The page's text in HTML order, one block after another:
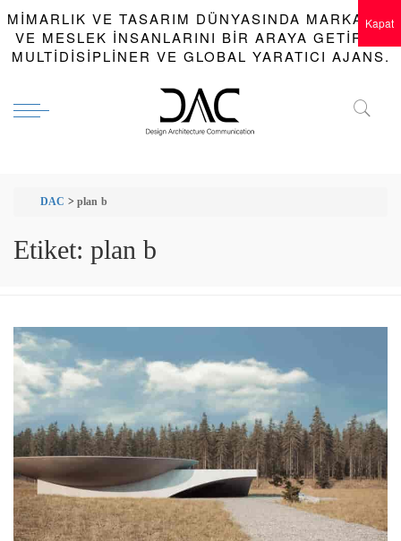
MIMARLIK VE TASARIM DÜNYASINDA MARKALAR
VE MESLEK INSANLARINI BIR ARAYA GETIREN
MULTIDISIPLINER VE GLOBAL YARATICI AJANS.
DAC > plan b
Etiket: plan b
Kapat